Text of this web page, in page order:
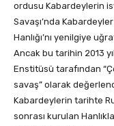
ordusu Kabardeylerin
Savaşı’nda
Hanlığı’nı yenilgiye
Ancak bu tarihin 2013
Enstitüsü tarafından
savaş” olarak
Kabardeylerin tarihte
sonrası kurulan